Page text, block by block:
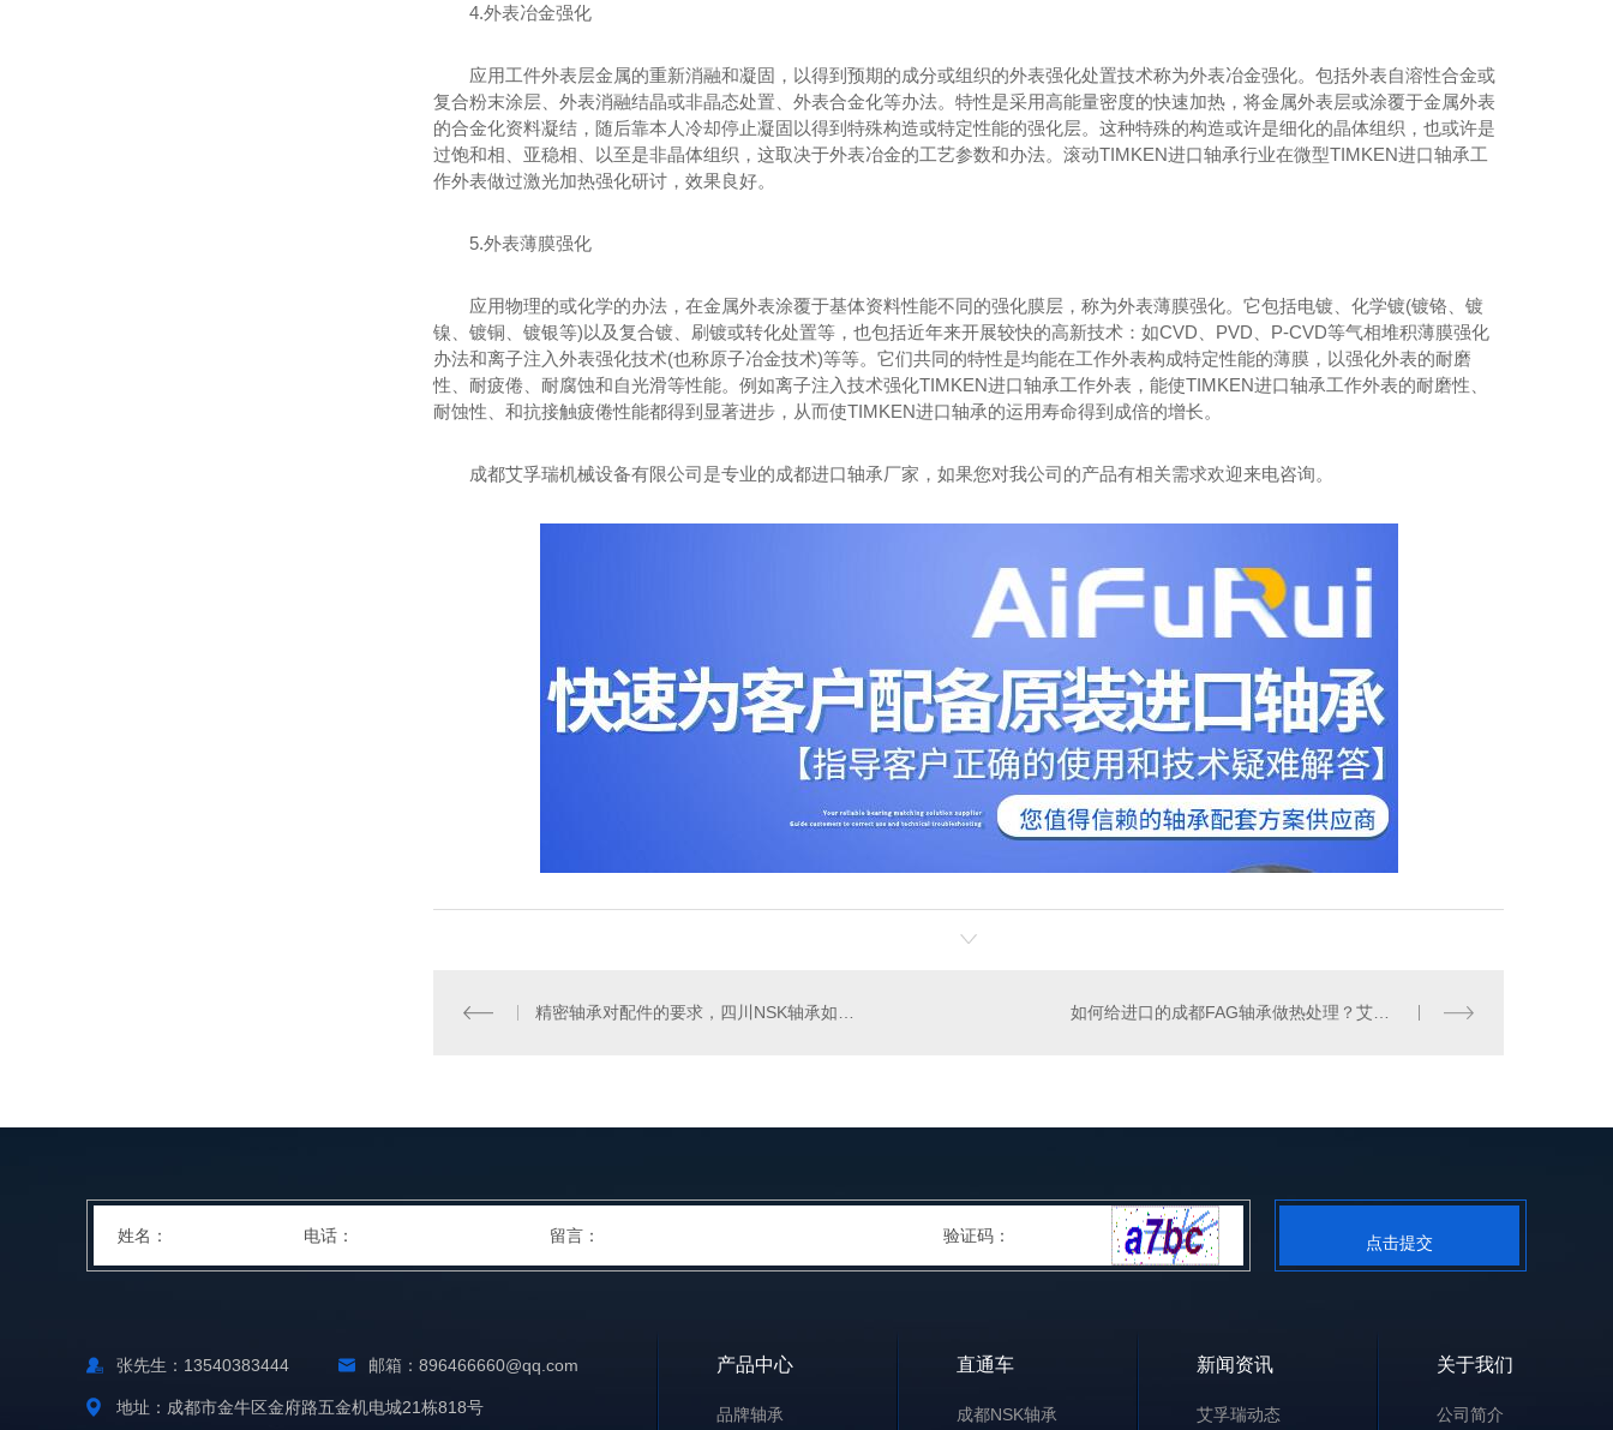
4.外表冶金强化
应用工件外表层金属的重新消融和凝固，以得到预期的成分或组织的外表强化处置技术称为外表冶金强化。包括外表自溶性合金或
复合粉末涂层、外表消融结晶或非晶态处置、外表合金化等办法。特性是采用高能量密度的快速加热，将金属外表层或涂覆于金属外表
的合金化资料凝结，随后靠本人冷却停止凝固以得到特殊构造或特定性能的强化层。这种特殊的构造或许是细化的晶体组织，也或许是
过饱和相、亚稳相、以至是非晶体组织，这取决于外表冶金的工艺参数和办法。滚动TIMKEN进口轴承行业在微型TIMKEN进口轴承工
作外表做过激光加热强化研讨，效果良好。
5.外表薄膜强化
应用物理的或化学的办法，在金属外表涂覆于基体资料性能不同的强化膜层，称为外表薄膜强化。它包括电镀、化学镀(镀铬、镀
镍、镀铜、镀银等)以及复合镀、刷镀或转化处置等，也包括近年来开展较快的高新技术：如CVD、PVD、P-CVD等气相堆积薄膜强化
办法和离子注入外表强化技术(也称原子冶金技术)等等。它们共同的特性是均能在工作外表构成特定性能的薄膜，以强化外表的耐磨
性、耐疲倦、耐腐蚀和自光滑等性能。例如离子注入技术强化TIMKEN进口轴承工作外表，能使TIMKEN进口轴承工作外表的耐磨性、
耐蚀性、和抗接触疲倦性能都得到显著进步，从而使TIMKEN进口轴承的运用寿命得到成倍的增长。
成都艾孚瑞机械设备有限公司是专业的成都进口轴承厂家，如果您对我公司的产品有相关需求欢迎来电咨询。
如何给进口的成都FAG轴承做热处理？艾孚瑞为您解答
点击提交
张先生：13540383444 邮箱：896466660@qq.com
地址：成都市金牛区金府路五金机电城21栋818号
产品中心
品牌轴承
直通车
成都NSK轴承
新闻资讯
艾孚瑞动态
关于我们
公司简介